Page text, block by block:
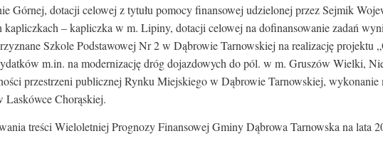
Górnej, dotacji celowej z tytułu pomocy finansowej udzielonej przez Sejmik
– kapliczka w m. Lipiny, dotacji celowej na dofinansowanie zadań
Szkole Podstawowej Nr 2 w Dąbrowie Tarnowskiej na realizację projektu
m.in. na modernizację dróg dojazdowych do pól. w m. Gruszów Wielki,
przestrzeni publicznej Rynku Miejskiego w Dąbrowie Tarnowskiej,
Laskówce Chorąskiej.
treści Wieloletniej Prognozy Finansowej Gminy Dąbrowa Tarnowska na lata